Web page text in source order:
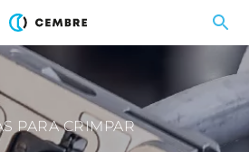
PARA CRIMPAR